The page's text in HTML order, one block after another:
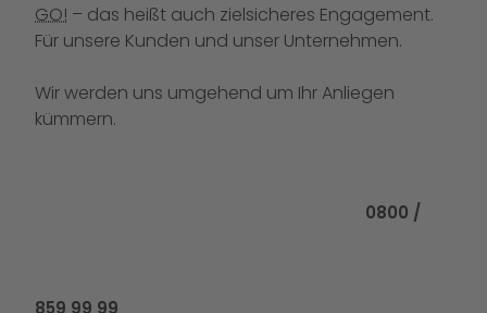
GO! – das heißt auch zielsicheres Engagement.
Für unsere Kunden und unser Unternehmen.
Wir werden uns umgehend um Ihr Anliegen
kümmern.
0800 /
859 99 99